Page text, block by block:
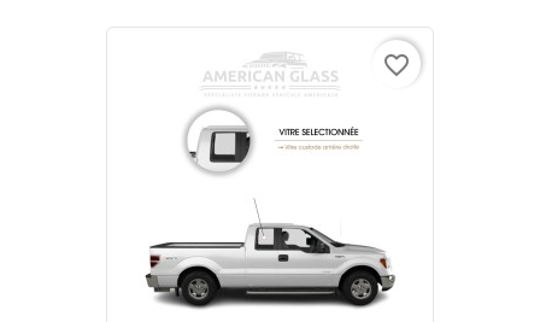
favorite_border